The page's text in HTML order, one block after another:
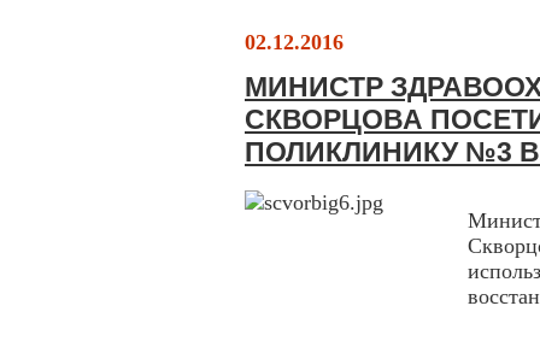
02.12.2016
МИНИСТР
СКВОРЦОВА
ПОЛИКЛИНИКУ №3